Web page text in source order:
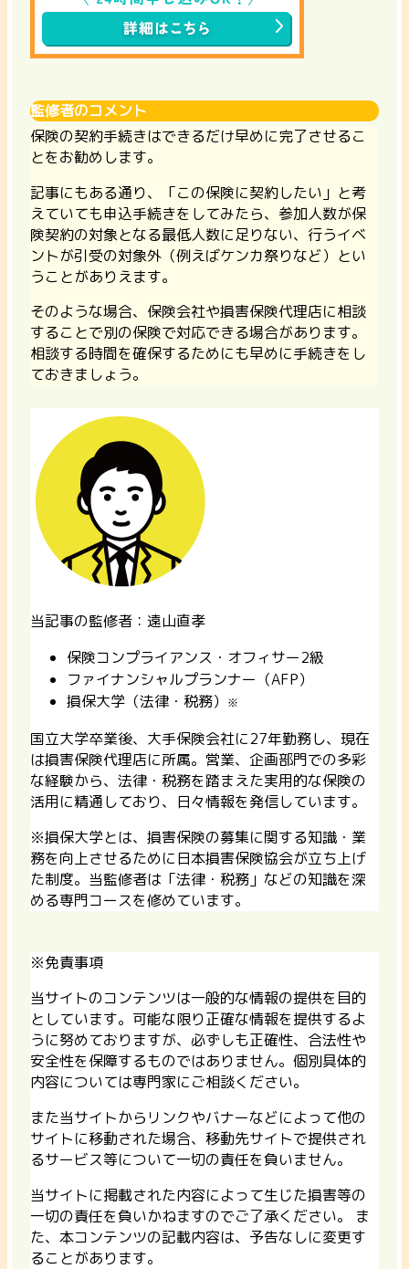
監修者のコメント
保険の契約手続きはできるだけ早めに完了させるこ
とをお勧めします。
記事にもある通り、「この保険に契約したい」と考
えていても申込手続きをしてみたら、参加人数が保
険契約の対象となる最低人数に足りない、行うイベ
ントが引受の対象外（例えばケンカ祭りなど）とい
うことがありえます。
そのような場合、保険会社や損害保険代理店に相談
することで別の保険で対応できる場合があります。
相談する時間を確保するためにも早めに手続きをし
ておきましょう。
当記事の監修者：遠山直孝
保険コンプライアンス・オフィサー2級
ファイナンシャルプランナー（AFP）
損保大学（法律・税務） ※
国立大学卒業後、大手保険会社に27年勤務し、現在
は損害保険代理店に所属。営業、企画部門での多彩
な経験から、法律・税務を踏まえた実用的な保険の
活用に精通しており、日々情報を発信しています。
※損保大学とは、損害保険の募集に関する知識・業
務を向上させるために日本損害保険協会が立ち上げ
た制度。当監修者は「法律・税務」などの知識を深
める専門コースを修めています。
※免責事項
当サイトのコンテンツは一般的な情報の提供を目的
としています。可能な限り正確な情報を提供するよ
うに努めておりますが、必ずしも正確性、合法性や
安全性を保障するものではありません。個別具体的
内容については専門家にご相談ください。
また当サイトからリンクやバナーなどによって他の
サイトに移動された場合、移動先サイトで提供され
るサービス等について一切の責任を負いません。
当サイトに掲載された内容によって生じた損害等の
一切の責任を負いかねますのでご了承ください。 ま
た、本コンテンツの記載内容は、予告なしに変更す
ることがあります。